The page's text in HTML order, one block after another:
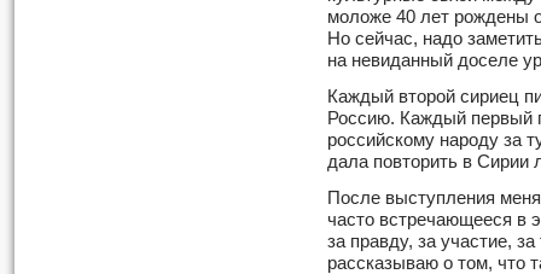
моложе 40 лет рождены
Но сейчас, надо
на невиданный доселе
Каждый второй сириец
Россию. Каждый первый
российскому народу за
дала повторить в Сирии
После выступления
часто встречающееся в
за правду, за участие,
рассказываю о том, что